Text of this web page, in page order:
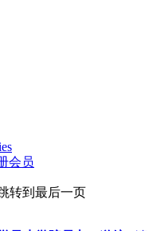
会员
转到最后一页